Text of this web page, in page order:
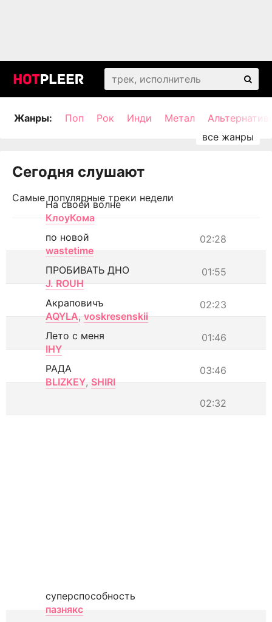
Жанры: Поп Рок Инди Метал
Сегодня слушают
Самые популярные треки недели
На своей волне
КлоуКома
02:28
по новой
wastetime
01:55
ПРОБИВАТЬ ДНО
J. ROUH
02:23
Акраповичъ
AQYLA, voskresenskii
01:46
Лето с меня
IHY
03:46
РАДА
BLIZKEY, SHIRI
02:32
суперспособность
пазнякс